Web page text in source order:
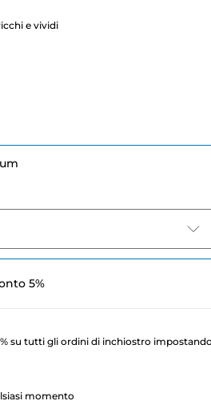
e vividi
5%
su tutti gli ordini di inchiostro
momento